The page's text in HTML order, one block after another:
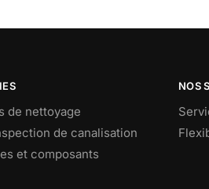
de nettoyage
de canalisation
et composants
NOS